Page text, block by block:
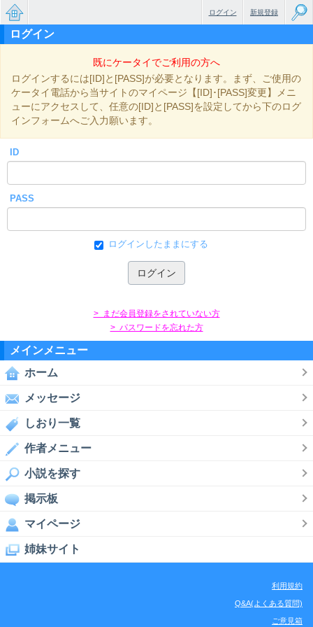
無料で
っと大
小説
新規登録
ログイン
ログイン
既にケータイでご利用の方へ
ログインするには[ID]と[PASS]が必要となります。まず、ご使用の
ケータイ電話から当サイトのマイページ【[ID]･[PASS]変更】メニ
ューにアクセスして、任意の[ID]と[PASS]を設定してから下のログ
インフォームへご入力願います。
ID
PASS
ログインしたままにする
> まだ会員登録をされていない方
> パスワードを忘れた方
メインメニュー
ホーム
メッセージ
しおり一覧
作者メニュー
小説を探す
掲示板
マイページ
姉妹サイト
利用規約
Q&A(よくある質問)
ご意見箱